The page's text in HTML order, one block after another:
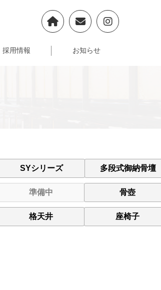
採用情報 お知らせ
SYシリーズ 多段式御納骨壇
準備中 骨壺
格天井 座椅子